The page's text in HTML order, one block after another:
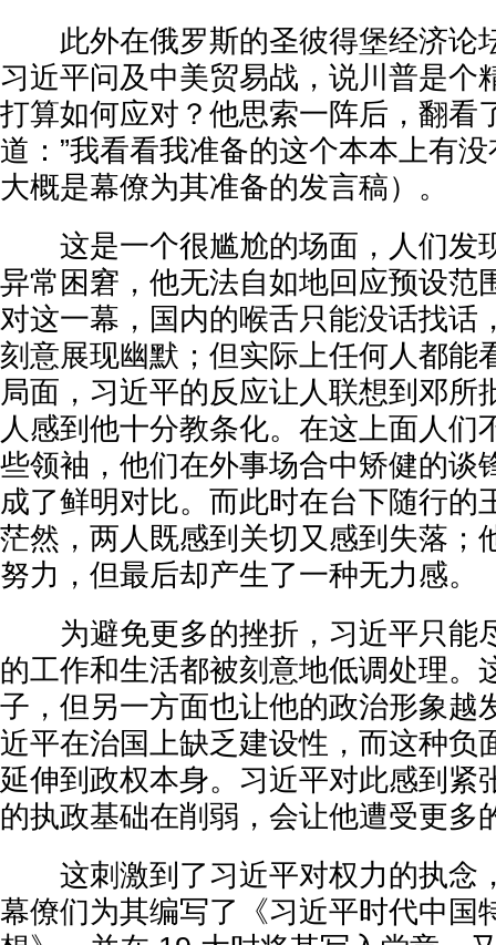
此外在俄罗斯的圣彼得堡经济论
习近平问及中美贸易战，说川普是个
打算如何应对？他思索一阵后，翻看
道：”我看看我准备的这个本本上有
大概是幕僚为其准备的发言稿）。
这是一个很尴尬的场面，人们发
异常困窘，他无法自如地回应预设范
对这一幕，国内的喉舌只能没话找话
刻意展现幽默；但实际上任何人都能
局面，习近平的反应让人联想到邓所
人感到他十分教条化。在这上面人们
些领袖，他们在外事场合中矫健的谈
成了鲜明对比。而此时在台下随行的
茫然，两人既感到关切又感到失落；
努力，但最后却产生了一种无力感。
为避免更多的挫折，习近平只能
的工作和生活都被刻意地低调处理。
子，但另一方面也让他的政治形象越
近平在治国上缺乏建设性，而这种负
延伸到政权本身。习近平对此感到紧
的执政基础在削弱，会让他遭受更多
这刺激到了习近平对权力的执念
幕僚们为其编写了《习近平时代中国